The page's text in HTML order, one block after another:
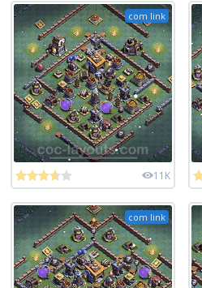
com link
11K
com link